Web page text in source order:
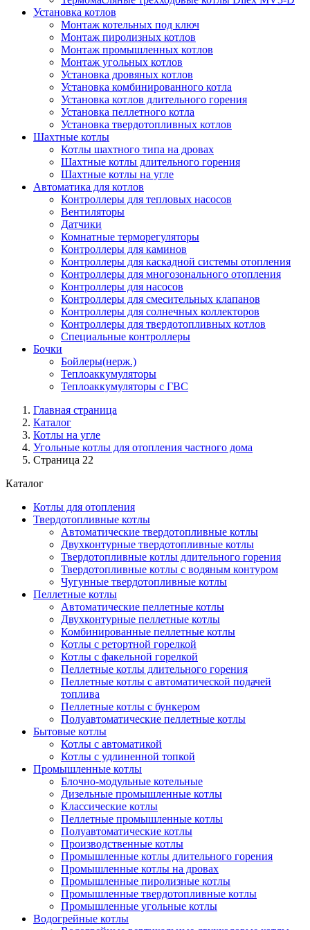
Установка котлов
Монтаж котельных под ключ
Монтаж пиролизных котлов
Монтаж промышленных котлов
Монтаж угольных котлов
Установка дровяных котлов
Установка комбинированного котла
Установка котлов длительного горения
Установка пеллетного котла
Установка твердотопливных котлов
Шахтные котлы
Котлы шахтного типа на дровах
Шахтные котлы длительного горения
Шахтные котлы на угле
Автоматика для котлов
Контроллеры для тепловых насосов
Вентиляторы
Датчики
Комнатные терморегуляторы
Контроллеры для каминов
Контроллеры для каскадной системы отопления
Контроллеры для многозонального отопления
Контроллеры для насосов
Контроллеры для смесительных клапанов
Контроллеры для солнечных коллекторов
Контроллеры для твердотопливных котлов
Специальные контроллеры
Бочки
Бойлеры(нерж.)
Теплоаккумуляторы
Теплоаккумуляторы с ГВС
Главная страница
Каталог
Котлы на угле
Угольные котлы для отопления частного дома
Страница 22
Каталог
Котлы для отопления
Твердотопливные котлы
Автоматические твердотопливные котлы
Двухконтурные твердотопливные котлы
Твердотопливные котлы длительного горения
Твердотопливные котлы с водяным контуром
Чугунные твердотопливные котлы
Пеллетные котлы
Автоматические пеллетные котлы
Двухконтурные пеллетные котлы
Комбинированные пеллетные котлы
Котлы с ретортной горелкой
Котлы с факельной горелкой
Пеллетные котлы длительного горения
Пеллетные котлы с автоматической подачей
топлива
Пеллетные котлы с бункером
Полуавтоматические пеллетные котлы
Бытовые котлы
Котлы с автоматикой
Котлы с удлиненной топкой
Промышленные котлы
Блочно-модульные котельные
Дизельные промышленные котлы
Классические котлы
Пеллетные промышленные котлы
Полуавтоматические котлы
Производственные котлы
Промышленные котлы длительного горения
Промышленные котлы на дровах
Промышленные пиролизные котлы
Промышленные твердотопливные котлы
Промышленные угольные котлы
Водогрейные котлы